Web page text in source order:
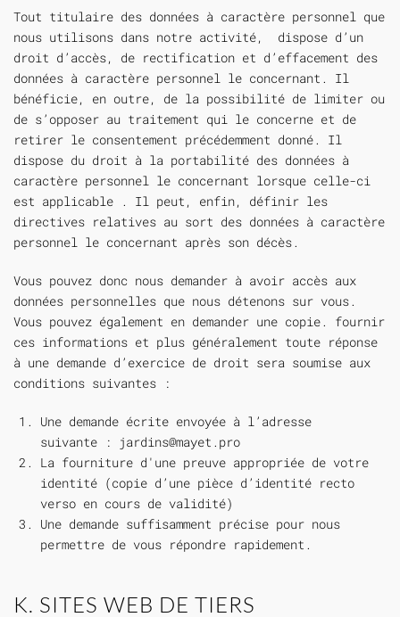
Tout titulaire des données à caractère personnel que
nous utilisons dans notre activité, dispose d’un
droit d’accès, de rectification et d’effacement des
données à caractère personnel le concernant. Il
bénéficie, en outre, de la possibilité de limiter ou
de s’opposer au traitement qui le concerne et de
retirer le consentement précédemment donné. Il
dispose du droit à la portabilité des données à
caractère personnel le concernant lorsque celle-ci
est applicable . Il peut, enfin, définir les
directives relatives au sort des données à caractère
personnel le concernant après son décès.
Vous pouvez donc nous demander à avoir accès aux
données personnelles que nous détenons sur vous.
Vous pouvez également en demander une copie. fournir
ces informations et plus généralement toute réponse
à une demande d’exercice de droit sera soumise aux
conditions suivantes :
Une demande écrite envoyée à l’adresse
suivante :
jardins@mayet.pro
La fourniture d'une preuve appropriée de votre
identité (copie d’une pièce d’identité recto
verso en cours de validité)
Une demande suffisamment précise pour nous
permettre de vous répondre rapidement.
K. SITES WEB DE TIERS